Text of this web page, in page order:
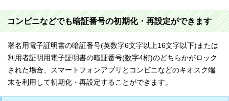
コンビニなどでも暗証番号の初期化・再設定ができます
署名用電子証明書の暗証番号(英数字6文字以上16文字以下)または
利用者証明用電子証明書の暗証番号(数字4桁)のどちらかがロック
された場合、スマートフォンアプリとコンビニなどのキオスク端
末を利用して初期化・再設定することができます。